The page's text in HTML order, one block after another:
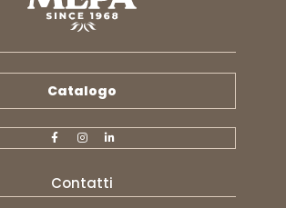
Catalogo
Contatti